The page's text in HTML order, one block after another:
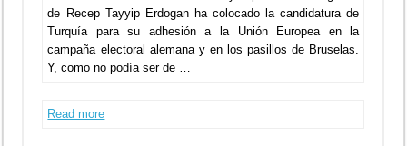
de Recep Tayyip Erdogan ha colocado la candidatura de
Turquía para su adhesión a la Unión Europea en la
campaña electoral alemana y en los pasillos de Bruselas.
Y, como no podía ser de …
Read more